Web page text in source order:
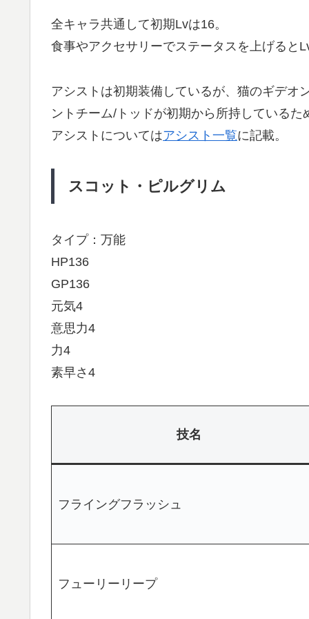
全キャラ共通して初期Lvは16。
食事やアクセサリーでステータスを上げると
アシストは初期装備しているが、猫のギデオ
ントチーム/トッドが初期から所持している
アシストについてはアシスト一覧に記載。
スコット・ピルグリム
タイプ：万能
HP136
GP136
元気4
意思力4
力4
素早さ4
技名
フライングフラッシュ
フューリーリープ